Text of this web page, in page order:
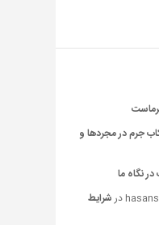
جرم در مجردها و
نگاه ما
درشرایط